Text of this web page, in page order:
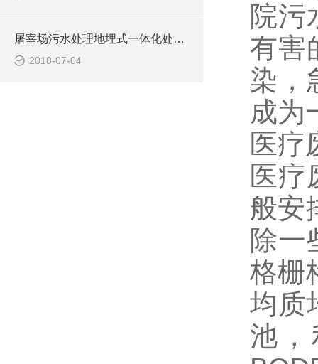
屠宰场污水处理地埋式一体化处理设备
2018-07-04
院污
有害
染，
成为
医疗
医疗
般安
除一
格栅
均质
池